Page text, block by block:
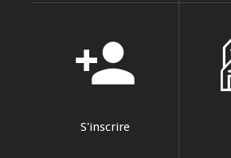
person_add
S'inscrire